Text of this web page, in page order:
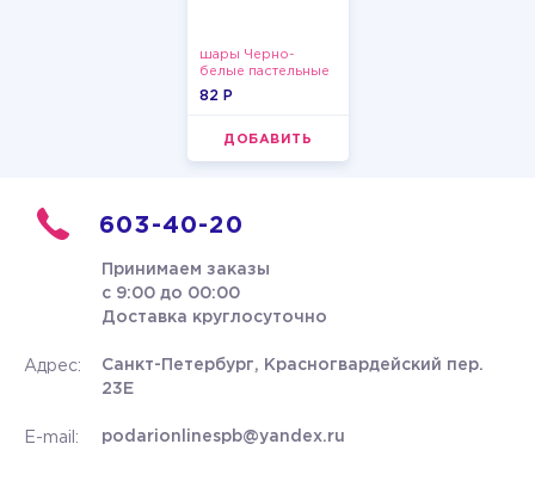
шары Черно-
белые пастельные
82 P
ДОБАВИТЬ
603-40-20
Принимаем заказы
с 9:00 до 00:00
Доставка круглосуточно
Адрес:
Санкт-Петербург, Красногвардейский пер.
23Е
E-mail: podarionlinespb@yandex.ru